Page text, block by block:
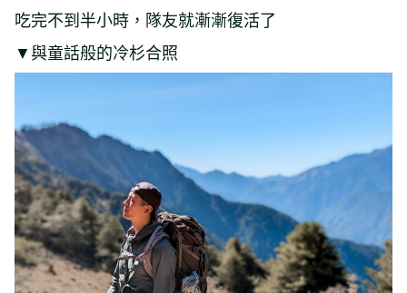
吃完不到半小時，隊友就漸漸復活了
▼與童話般的冷杉合照